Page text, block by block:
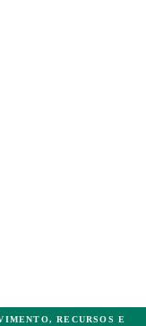
RECURSOS E